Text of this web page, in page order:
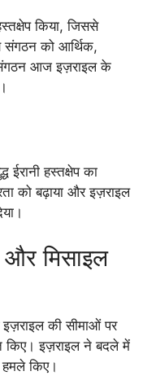
किया, जिससे
संगठन को आर्थिक,
संगठन आज इज़राइल के
ईरानी हस्तक्षेप का
को बढ़ाया और इज़राइल
मिसाइल
की सीमाओं पर
किए। इज़राइल ने बदले में
हमले किए।